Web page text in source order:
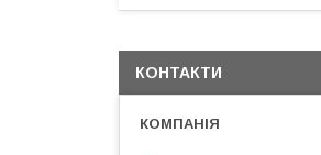
КОНТАКТИ